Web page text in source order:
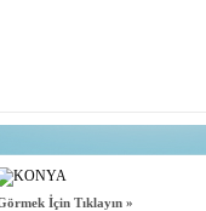
İçin Tıklayın »